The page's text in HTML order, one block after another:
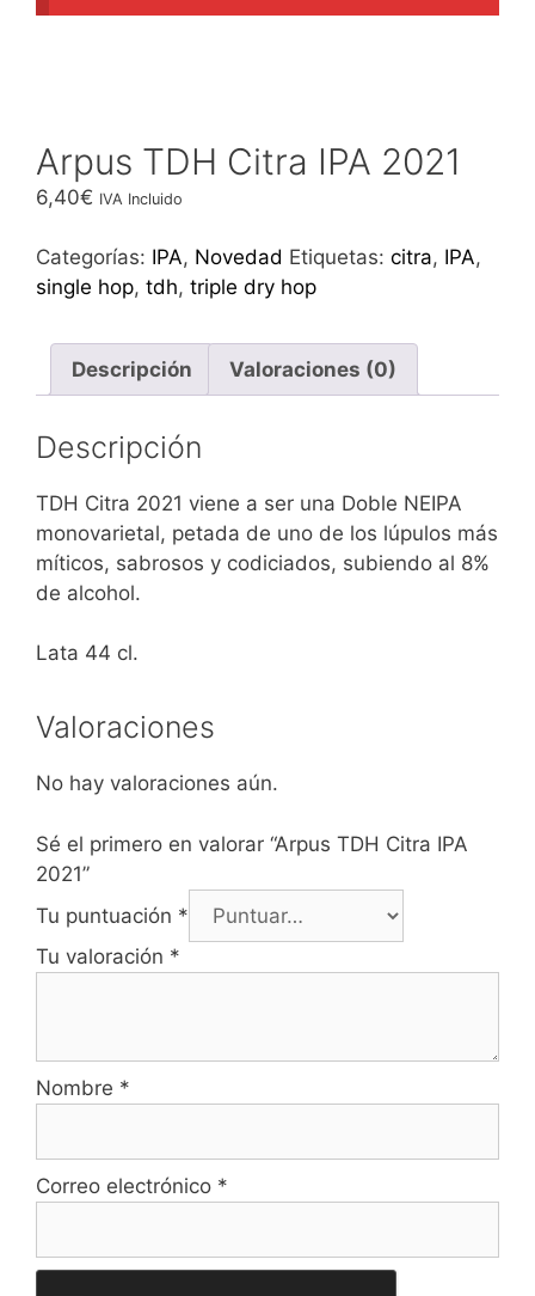
Arpus TDH Citra IPA 2021
6,40€ IVA Incluido
Categorías: IPA, Novedad Etiquetas: citra, IPA,
single hop, tdh, triple dry hop
Descripción Valoraciones (0)
Descripción
TDH Citra 2021 viene a ser una Doble NEIPA
monovarietal, petada de uno de los lúpulos más
míticos, sabrosos y codiciados, subiendo al 8%
de alcohol.
Lata 44 cl.
Valoraciones
No hay valoraciones aún.
Sé el primero en valorar “Arpus TDH Citra IPA
2021”
Tu puntuación *
Tu valoración *
Nombre *
Correo electrónico *